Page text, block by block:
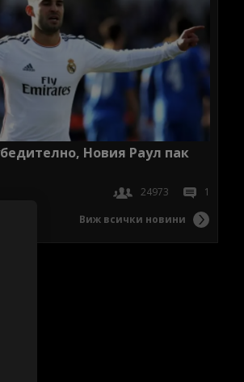
Новия Раул пак
24973
1
Виж всички новини